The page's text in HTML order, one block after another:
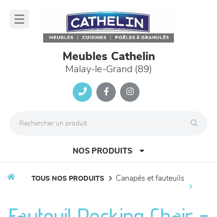
Meubles Cathelin
Malay-le-Grand (89)
NOS PRODUITS
TOUS NOS PRODUITS canapés et fauteuils